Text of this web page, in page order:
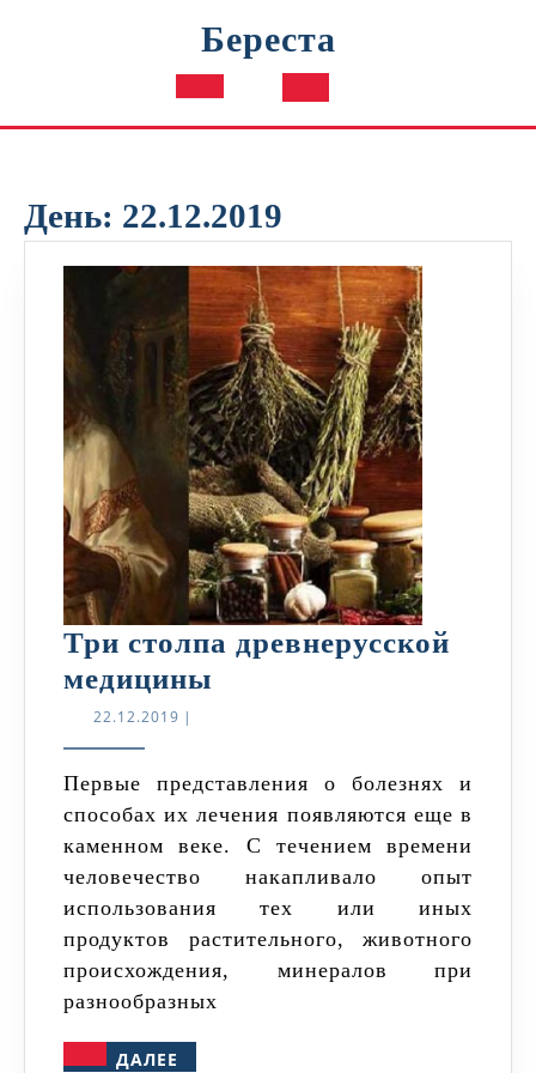
Береста
Кнопка
День: 22.12.2019
Три столпа древнерусской
медицины
медицины
22.12.2019 22.12.2019
|
Первые представления о болезнях и
способах их лечения появляются еще в
каменном веке. С течением времени
человечество накапливало опыт
использования тех или иных
продуктов растительного, животного
происхождения, минералов при
разнообразных
ДАЛЕЕ